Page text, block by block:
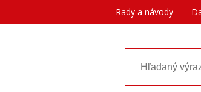
Rady a návody